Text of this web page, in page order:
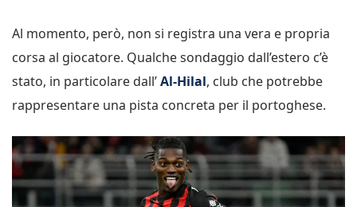
Al momento, però, non si registra una vera e propria
corsa al giocatore. Qualche sondaggio dall’estero c’è
stato, in particolare dall’Al-Hilal, club che potrebbe
rappresentare una pista concreta per il portoghese.